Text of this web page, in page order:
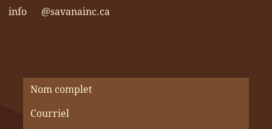
info @savanainc.ca